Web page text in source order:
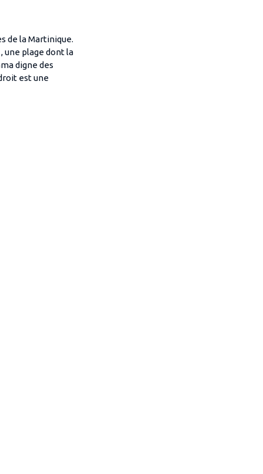
de la Martinique.
, une plage dont la
digne des
est une